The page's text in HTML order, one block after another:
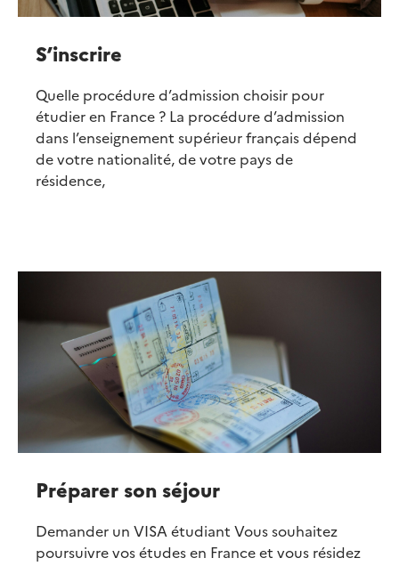
S’inscrire
Quelle procédure d’admission choisir pour
étudier en France ? La procédure d’admission
dans l’enseignement supérieur français dépend
de votre nationalité, de votre pays de
résidence,
Préparer son séjour
Demander un VISA étudiant Vous souhaitez
poursuivre vos études en France et vous résidez